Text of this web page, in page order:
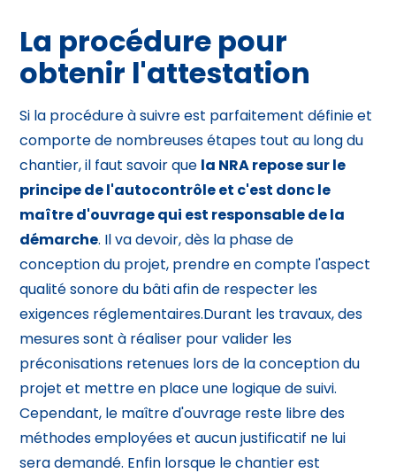
La procédure pour
obtenir l'attestation
Si la procédure à suivre est parfaitement définie et
comporte de nombreuses étapes tout au long du
chantier, il faut savoir que la NRA repose sur le
principe de l'autocontrôle et c'est donc le
maître d'ouvrage qui est responsable de la
démarche. Il va devoir, dès la phase de
conception du projet, prendre en compte l'aspect
qualité sonore du bâti afin de respecter les
exigences réglementaires.Durant les travaux, des
mesures sont à réaliser pour valider les
préconisations retenues lors de la conception du
projet et mettre en place une logique de suivi.
Cependant, le maître d'ouvrage reste libre des
méthodes employées et aucun justificatif ne lui
sera demandé. Enfin lorsque le chantier est